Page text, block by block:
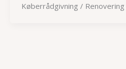
Køberrådgivning /